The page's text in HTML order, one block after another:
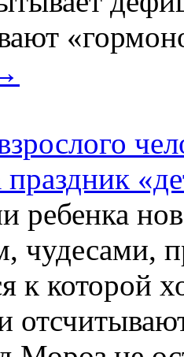
праздник
ребенка
чудесами,
к которой